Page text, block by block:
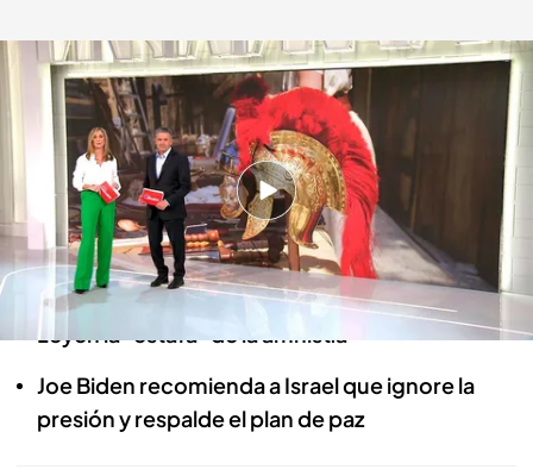
Las noticias, de la mano de Roberto Arce y Marta Reyero.Noticias Cuatro
Redacción digital Noticias Cuatro
01 JUN 2024 - 16:48h.
Miles de madridistas están ya en Londres para
vivir la final de la copa de Europa
Alberto Núñez Feijóo denuncia ante Von der
Leyen la "estafa" de la amnistía
Joe Biden recomienda a Israel que ignore la
presión y respalde el plan de paz